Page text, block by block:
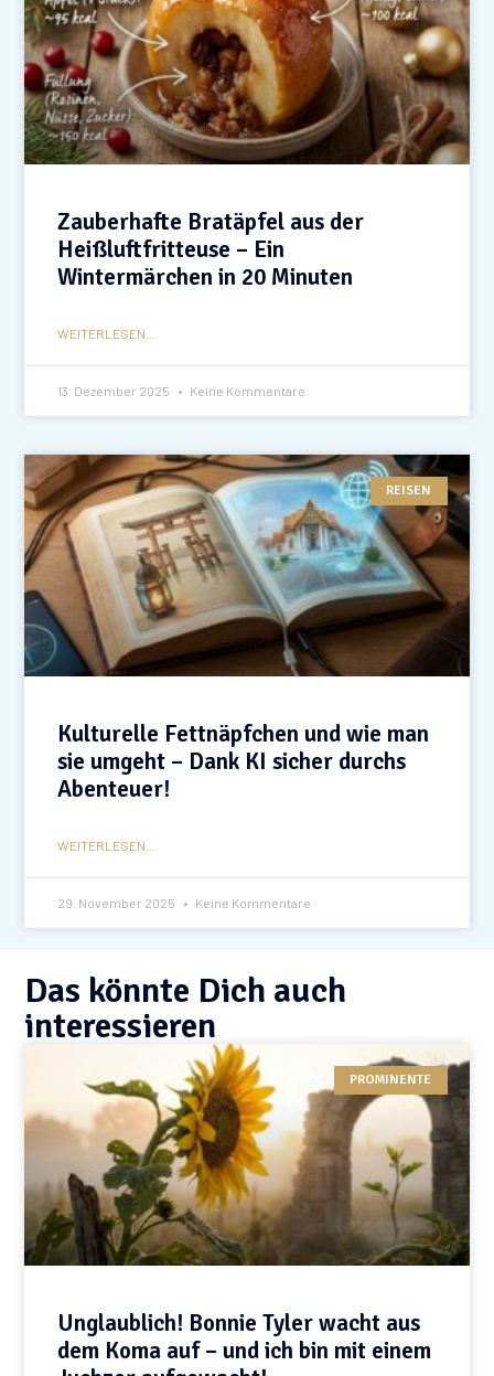
Zauberhafte Bratäpfel aus der
Heißluftfritteuse – Ein
Wintermärchen in 20 Minuten
WEITERLESEN...
13. Dezember 2025 Keine Kommentare
REISEN
Kulturelle Fettnäpfchen und wie man
sie umgeht – Dank KI sicher durchs
Abenteuer!
WEITERLESEN...
29. November 2025 Keine Kommentare
Das könnte Dich auch
interessieren
PROMINENTE
Unglaublich! Bonnie Tyler wacht aus
dem Koma auf – und ich bin mit einem